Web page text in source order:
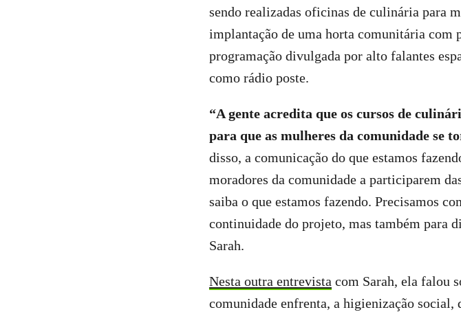
sendo realizadas oficinas de culinária para
implantação de uma horta comunitária com
programação divulgada por alto falantes
como rádio poste.
“A gente acredita que os cursos de
para que as mulheres da comunidade se
disso, a comunicação do que estamos
moradores da comunidade a participarem
saiba o que estamos fazendo. Precisamos
continuidade do projeto, mas também para
Sarah.
Nesta outra entrevista com Sarah, ela falou
comunidade enfrenta, a higienização social,